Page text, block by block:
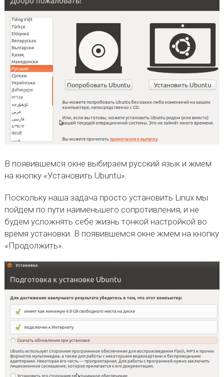
В появившемся окне выбираем русский язык и жмем
на кнопку «Установить Ubuntu».
Поскольку наша задача просто установить Linux мы
пойдем по пути наименьшего сопротивления, и не
будем усложнять себе жизнь тонкой настройкой во
время установки. В появившемся окне жмем на кнопку
«Продолжить».